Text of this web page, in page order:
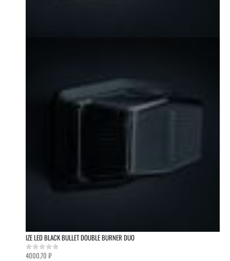
IZE LED BLACK BULLET DOUBLE BURNER DUO
0out of 5
4000,70 ₽